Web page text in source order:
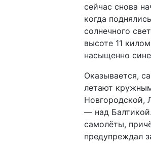
сейчас снова
когда
солнечного
высоте 11
насыщенно
Оказывается,
летают
Новгородской,
— над
самолёты,
предупреждал